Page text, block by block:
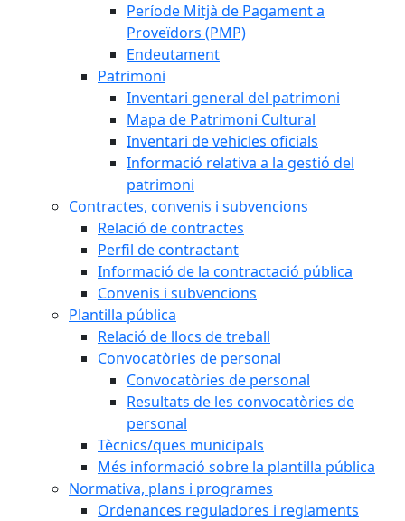
Període Mitjà de Pagament a
Proveïdors (PMP)
Endeutament
Patrimoni
Inventari general del patrimoni
Mapa de Patrimoni Cultural
Inventari de vehicles oficials
Informació relativa a la gestió del
patrimoni
Contractes, convenis i subvencions
Relació de contractes
Perfil de contractant
Informació de la contractació pública
Convenis i subvencions
Plantilla pública
Relació de llocs de treball
Convocatòries de personal
Convocatòries de personal
Resultats de les convocatòries de
personal
Tècnics/ques municipals
Més informació sobre la plantilla pública
Normativa, plans i programes
Ordenances reguladores i reglaments